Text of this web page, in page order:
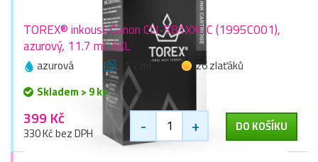
TOREX® inkoust Canon CLI-581XXL C (1995C001),
azurový, 11.7 ml, XXL
azurová 11.7 ml
26 zlaťáků
Skladem > 9 ks
399 Kč
330 Kč bez DPH - + DO KOŠÍKU